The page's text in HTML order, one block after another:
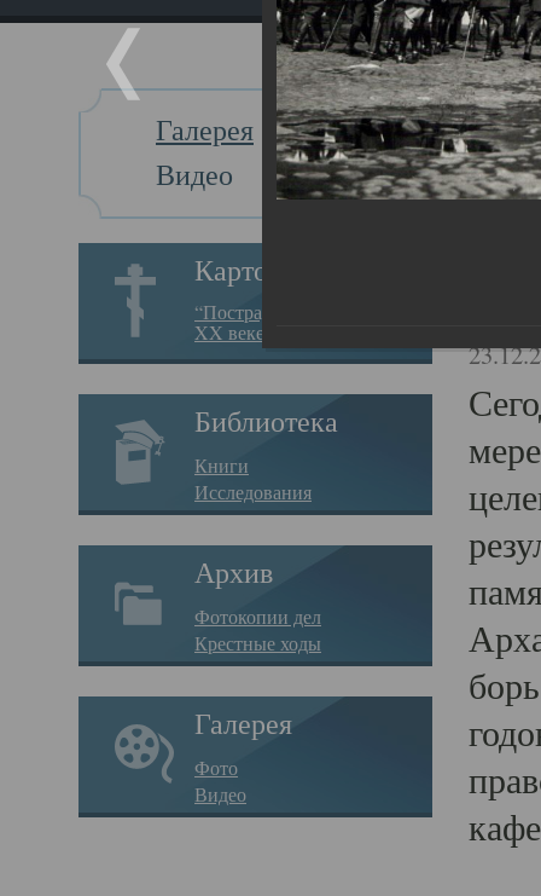
Галерея
Видео
Картотека
“Пострадавшие за веру в
XX веке на Севере”
Библиотека
Книги
Исследования
Архив
Фотокопии дел
Крестные ходы
Галерея
Фото
Видео
Главная